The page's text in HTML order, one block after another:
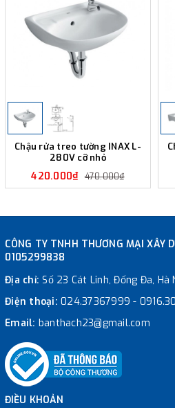
Chậu rửa treo tường INAX L-
280V cỡ nhỏ
420.000₫ 470.000₫
CÔNG TY TNHH THƯƠNG MẠI XÂY
0105299838
Địa chỉ:Số 23 Cát Linh, Đống Đa, Hà
Điện thoại: 024.37367999 -
Email: banthach23@gmail.com
ĐIỀU KHOẢN